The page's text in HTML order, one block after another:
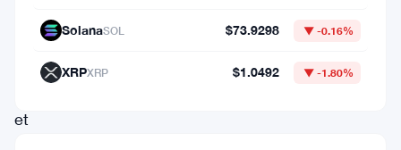
XRP,
Solana
et
SolanaSOL $73.9298 ▼ -0.16%
XRPXRP $1.0492 ▼ -1.80%